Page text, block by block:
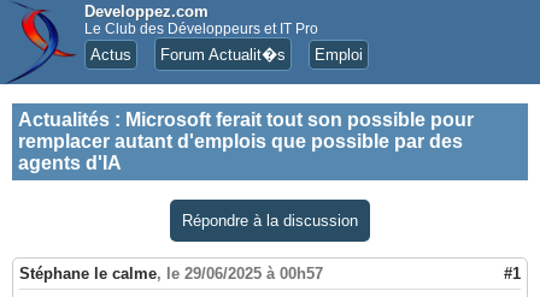
Developpez.com
Le Club des Développeurs et IT Pro
Actus Forum Actualit�s Emploi
Actualités : Microsoft ferait tout son possible pour
remplacer autant d'emplois que possible par des
agents d'IA
Répondre à la discussion
Stéphane le calme, le 29/06/2025 à 00h57 #1